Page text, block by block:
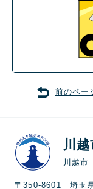
前のペー
川
川越
〒350-8601 埼玉